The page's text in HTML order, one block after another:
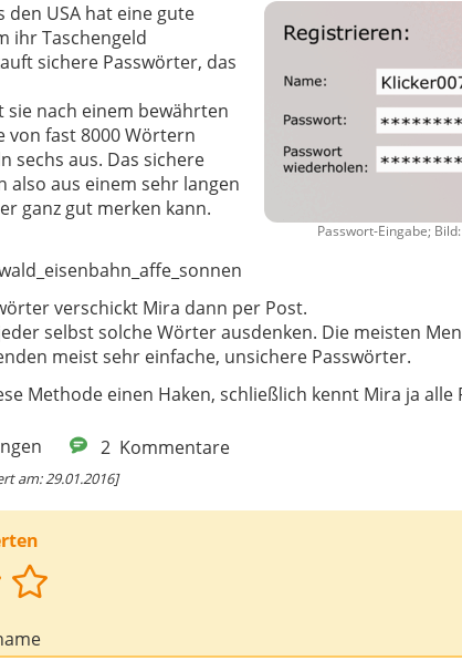
Passwort-Eingabe;
den USA hat eine gute
ihr Taschengeld
sichere Passwörter, das
nach einem bewährten
von fast 8000 Wörtern
sechs aus. Das sichere
also aus einem sehr langen
ganz gut merken kann.
verschickt Mira dann per Post.
selbst solche Wörter ausdenken. Die meisten
meist sehr einfache, unsichere Passwörter.
Methode einen Haken, schließlich kennt Mira ja
2 Kommentare
am: 29.01.2016]